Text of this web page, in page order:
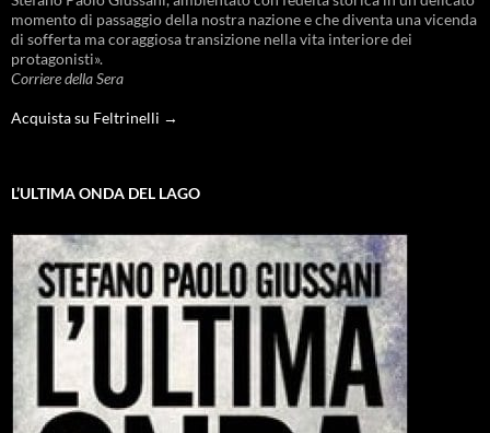
momento di passaggio della nostra nazione e che diventa una vicenda
di sofferta ma coraggiosa transizione nella vita interiore dei
protagonisti».
Corriere della Sera
Acquista su Feltrinelli →
L’ULTIMA ONDA DEL LAGO